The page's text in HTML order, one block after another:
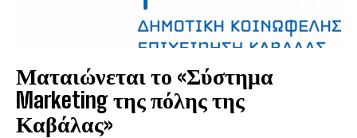
Ματαιώνεται το «Σύστημα
Marketing της πόλης της
Καβάλας»